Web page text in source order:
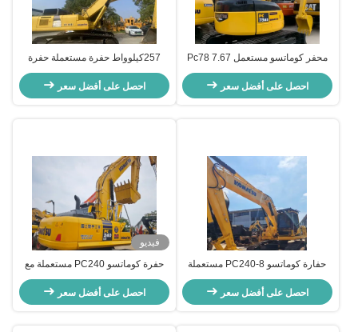
محفر كوماتسو مستعمل Pc78 7.67
طن محفر الزحف اليد الثانية للبناء
احصل على أفضل سعر
257كيلوواط حفرة مستعملة حفرة
كوماتسو PC400-8R للعمل على
نطاق واسع
احصل على أفضل سعر
حفارة كوماتسو PC240-8 مستعملة
بجودة عالية وساعات عمل منخفضة
للبيع
احصل على أفضل سعر
فيديو
حفرة كوماتسو PC240 مستعملة مع
1.2-1.45m3 سعة دلو 5.5km/h
السرعة والطاقة الفائقة المحرك
احصل على أفضل سعر